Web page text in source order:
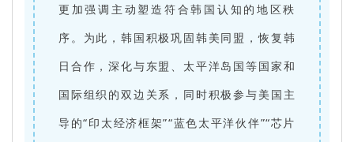
更加强调主动塑造符合韩国认知的地区秩
序。为此，韩国积极巩固韩美同盟，恢复韩
日合作，深化与东盟、太平洋岛国等国家和
国际组织的双边关系，同时积极参与美国主
导的“印太经济框架”“蓝色太平洋伙伴”“芯片